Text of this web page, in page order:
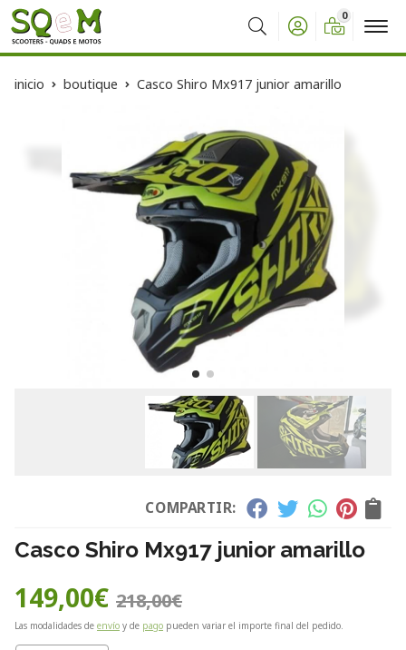
Buscar
0
inicio boutique Casco Shiro Mx917 junior amarillo
COMPARTIR:
Casco Shiro Mx917 junior amarillo
149,00€ 218,00€
Las modalidades de envío y de pago pueden variar el importe final del pedido.